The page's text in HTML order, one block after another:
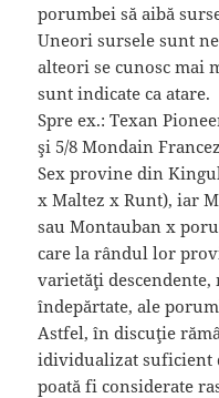
porumbei să aibă
Uneori sursele sunt
alteori se cunosc mai
sunt indicate ca atare.
Spre ex.: Texan
şi 5/8 Mondain
Sex provine din
x Maltez x Runt), iar
sau Montauban x
care la rândul lor
varietăţi
îndepărtate, ale
Astfel, în discuţie
idividualizat suficient
poată fi considerate